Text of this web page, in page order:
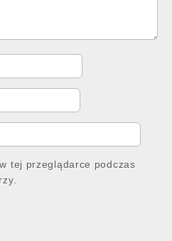
tej przeglądarce podczas